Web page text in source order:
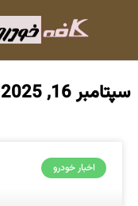
سپتامبر 16, 2025
اخبار خودرو